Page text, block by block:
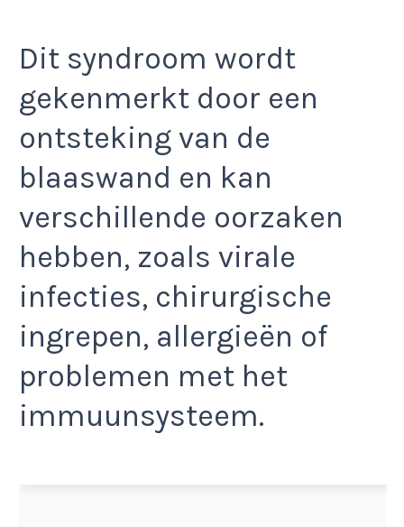
Dit syndroom wordt
gekenmerkt door een
ontsteking van de
blaaswand en kan
verschillende oorzaken
hebben, zoals virale
infecties, chirurgische
ingrepen, allergieën of
problemen met het
immuunsysteem.